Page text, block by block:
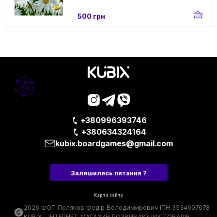
500 грн
+380996393746
+380634324164
kubix.boardgames@gmail.com
Залишились питання ?
Карта сайту
2026 ФОП Поляков Федір Володимирович ІПН 3534007678